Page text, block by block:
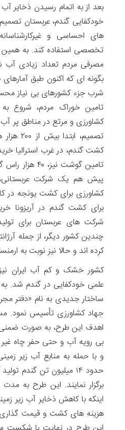
بعد از به اتمام رسیدن
خودکفایی گندم، عربستان
های احساسی و
تخصصی استفاده کند. به همین
مصرفی مردم تعداد زیادی آب
بگونه ای که اکنون طبق
شرب جزء کشورهای بی نیاز
تامین خوراک مردم، شروع
کشاورزی و مرتع در مناطق پر
تصمیم،
کشت گندم، در غرب استرالیا
تامین گوشت
برای کشت گندم در آریزونا
شرکت های عربستان برای
چندین کشور دیگر، از جمله
کرده اند و حالا نیز نوبت به
کشور خشک و کم آب ایران
ساختار جدیدی به نام «دفتر
جهاد کشاورزی تأسیس نمود.
اهدف این طرح، به صورت ضمنی
بی رویه آب و حتی حفر چاه غیر
حدود ۱۴ میلیون تن گندم
اینکه با کاهش ذخایر آب زیر
هزینه های کشت و قیمت گذاری